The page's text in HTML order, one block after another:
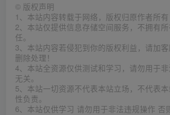
© 版权声明
1、本站内容转载于网络，版权归原作者所有
2、本站仅提供信息存储空间服务，不拥有
任。
3、本站内容若侵犯到你的版权利益，请加
删除处理！
4、本站全资源仅供测试和学习，请勿用于
无关。
5、本站一切资源不代表本站立场，不代表
性负责。
6、本站仅供学习 请勿用于非法违规操作 否